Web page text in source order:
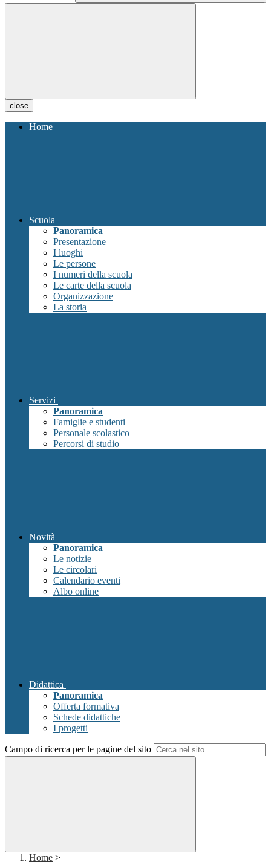
close
Home
Scuola
Panoramica
Presentazione
I luoghi
Le persone
I numeri della scuola
Le carte della scuola
Organizzazione
La storia
Servizi
Panoramica
Famiglie e studenti
Personale scolastico
Percorsi di studio
Novità
Panoramica
Le notizie
Le circolari
Calendario eventi
Albo online
Didattica
Panoramica
Offerta formativa
Schede didattiche
I progetti
Campo di ricerca per le pagine del sito
Home >